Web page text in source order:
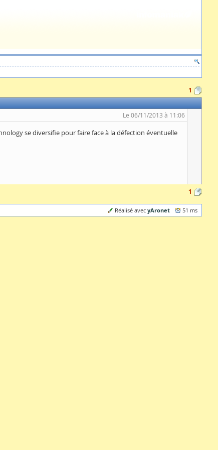
1
Le 06/11/2013 à 11:06
se diversifie pour faire face à la défection éventuelle
1
Réalisé avec yAronet 51 ms